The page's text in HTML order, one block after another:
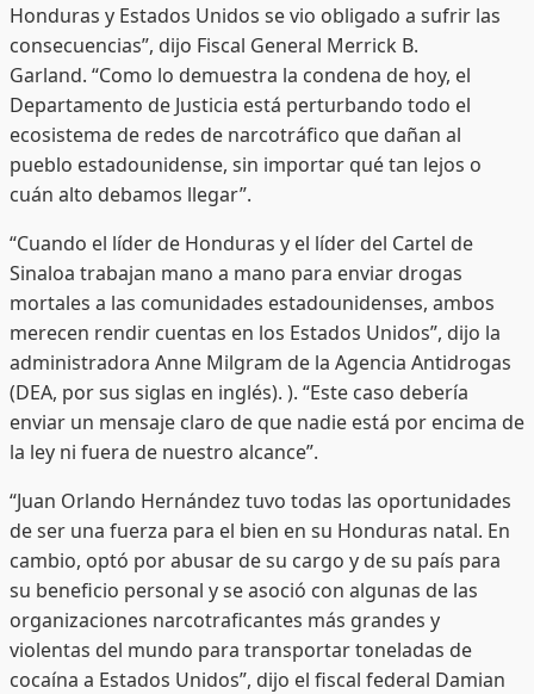
Honduras y Estados Unidos se vio obligado a sufrir las
consecuencias”, dijo Fiscal General Merrick B.
Garland. “Como lo demuestra la condena de hoy, el
Departamento de Justicia está perturbando todo el
ecosistema de redes de narcotráfico que dañan al
pueblo estadounidense, sin importar qué tan lejos o
cuán alto debamos llegar”.
“Cuando el líder de Honduras y el líder del Cartel de
Sinaloa trabajan mano a mano para enviar drogas
mortales a las comunidades estadounidenses, ambos
merecen rendir cuentas en los Estados Unidos”, dijo la
administradora Anne Milgram de la Agencia Antidrogas
(DEA, por sus siglas en inglés). ). “Este caso debería
enviar un mensaje claro de que nadie está por encima de
la ley ni fuera de nuestro alcance”.
“Juan Orlando Hernández tuvo todas las oportunidades
de ser una fuerza para el bien en su Honduras natal. En
cambio, optó por abusar de su cargo y de su país para
su beneficio personal y se asoció con algunas de las
organizaciones narcotraficantes más grandes y
violentas del mundo para transportar toneladas de
cocaína a Estados Unidos”, dijo el fiscal federal Damian